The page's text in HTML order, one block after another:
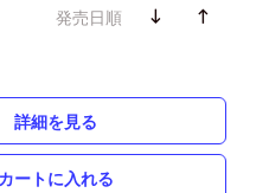
発売日順
詳細を見る